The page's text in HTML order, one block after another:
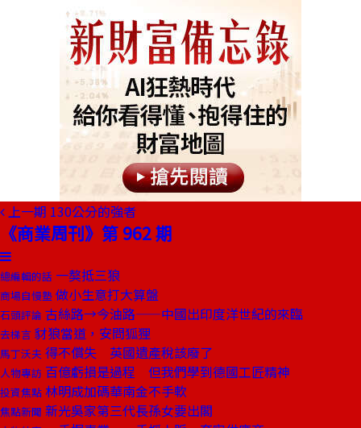
上一期 130公分的強者
《商業周刊》第 962 期
總編輯的話 一獒抵三狼
商場自慢塾 做小生意打大算盤
石頭評論 古絲路→今油路——中國出印度洋世紀的來臨
去梯言 豺狼當道，安問狐狸
馬丁沃夫 得不償失 英國遺產稅該廢了
人物專訪 百億虧損是過程 但我們學到德國工匠精神
投資焦點 林明成加碼華南金不手軟
焦點新聞 新光吳家第三代長孫女要出閣